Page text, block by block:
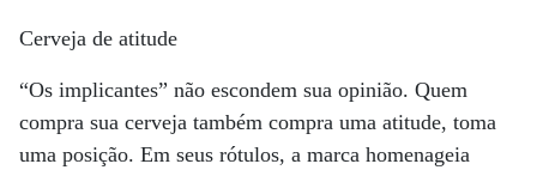
Cerveja de atitude
“Os implicantes” não escondem sua opinião. Quem
compra sua cerveja também compra uma atitude, toma
uma posição. Em seus rótulos, a marca homenageia